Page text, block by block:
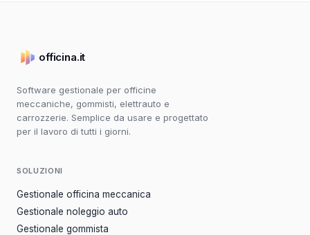
officina.it
Software gestionale per officine
meccaniche, gommisti, elettrauto e
carrozzerie. Semplice da usare e progettato
per il lavoro di tutti i giorni.
SOLUZIONI
Gestionale officina meccanica
Gestionale noleggio auto
Gestionale gommista